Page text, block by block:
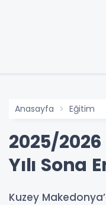
Anasayfa Eğitim
2025/
Yılı Sona
Kuzey